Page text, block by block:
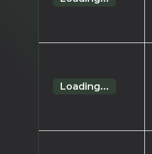
Loading...